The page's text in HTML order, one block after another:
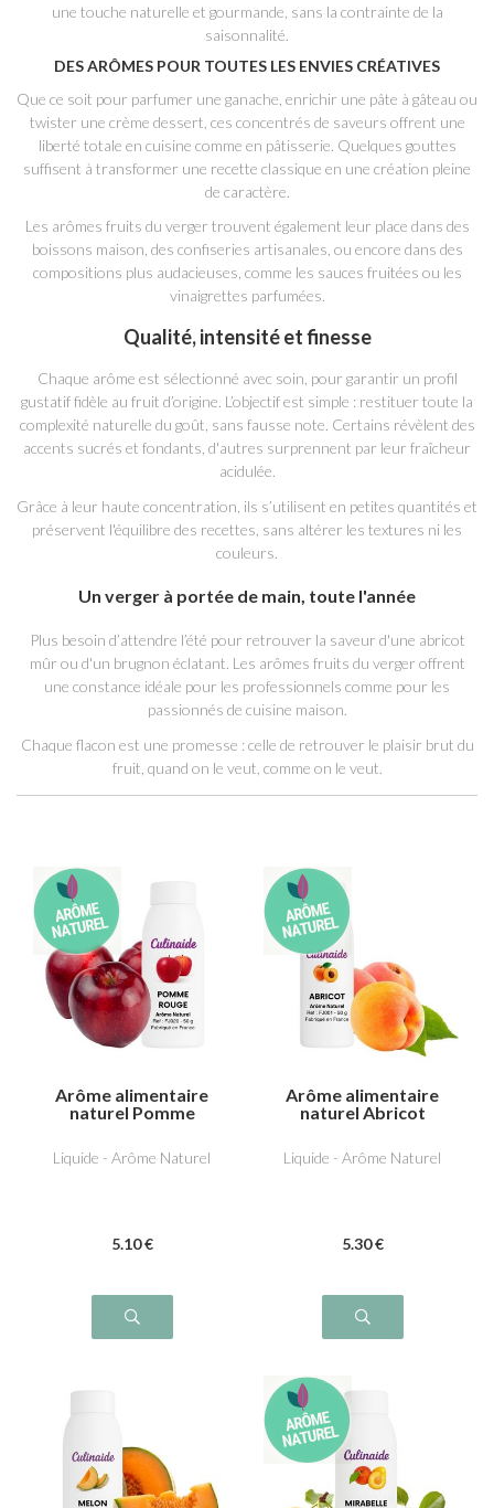
une touche naturelle et gourmande, sans la contrainte de la
saisonnalité.
DES ARÔMES POUR TOUTES LES ENVIES CRÉATIVES
Que ce soit pour parfumer une ganache, enrichir une pâte à gâteau ou
twister une crème dessert, ces concentrés de saveurs offrent une
liberté totale en cuisine comme en pâtisserie. Quelques gouttes
suffisent à transformer une recette classique en une création pleine
de caractère.
Les arômes fruits du verger trouvent également leur place dans des
boissons maison, des confiseries artisanales, ou encore dans des
compositions plus audacieuses, comme les sauces fruitées ou les
vinaigrettes parfumées.
Qualité, intensité et finesse
Chaque arôme est sélectionné avec soin, pour garantir un profil
gustatif fidèle au fruit d’origine. L’objectif est simple : restituer toute la
complexité naturelle du goût, sans fausse note. Certains révèlent des
accents sucrés et fondants, d'autres surprennent par leur fraîcheur
acidulée.
Grâce à leur haute concentration, ils s’utilisent en petites quantités et
préservent l'équilibre des recettes, sans altérer les textures ni les
couleurs.
Un verger à portée de main, toute l'année
Plus besoin d’attendre l’été pour retrouver la saveur d'une abricot
mûr ou d'un brugnon éclatant. Les arômes fruits du verger offrent
une constance idéale pour les professionnels comme pour les
passionnés de cuisine maison.
Chaque flacon est une promesse : celle de retrouver le plaisir brut du
fruit, quand on le veut, comme on le veut.
Arôme alimentaire
naturel Pomme
Liquide - Arôme Naturel
5.10 €
Arôme alimentaire
naturel Abricot
Liquide - Arôme Naturel
5.30 €